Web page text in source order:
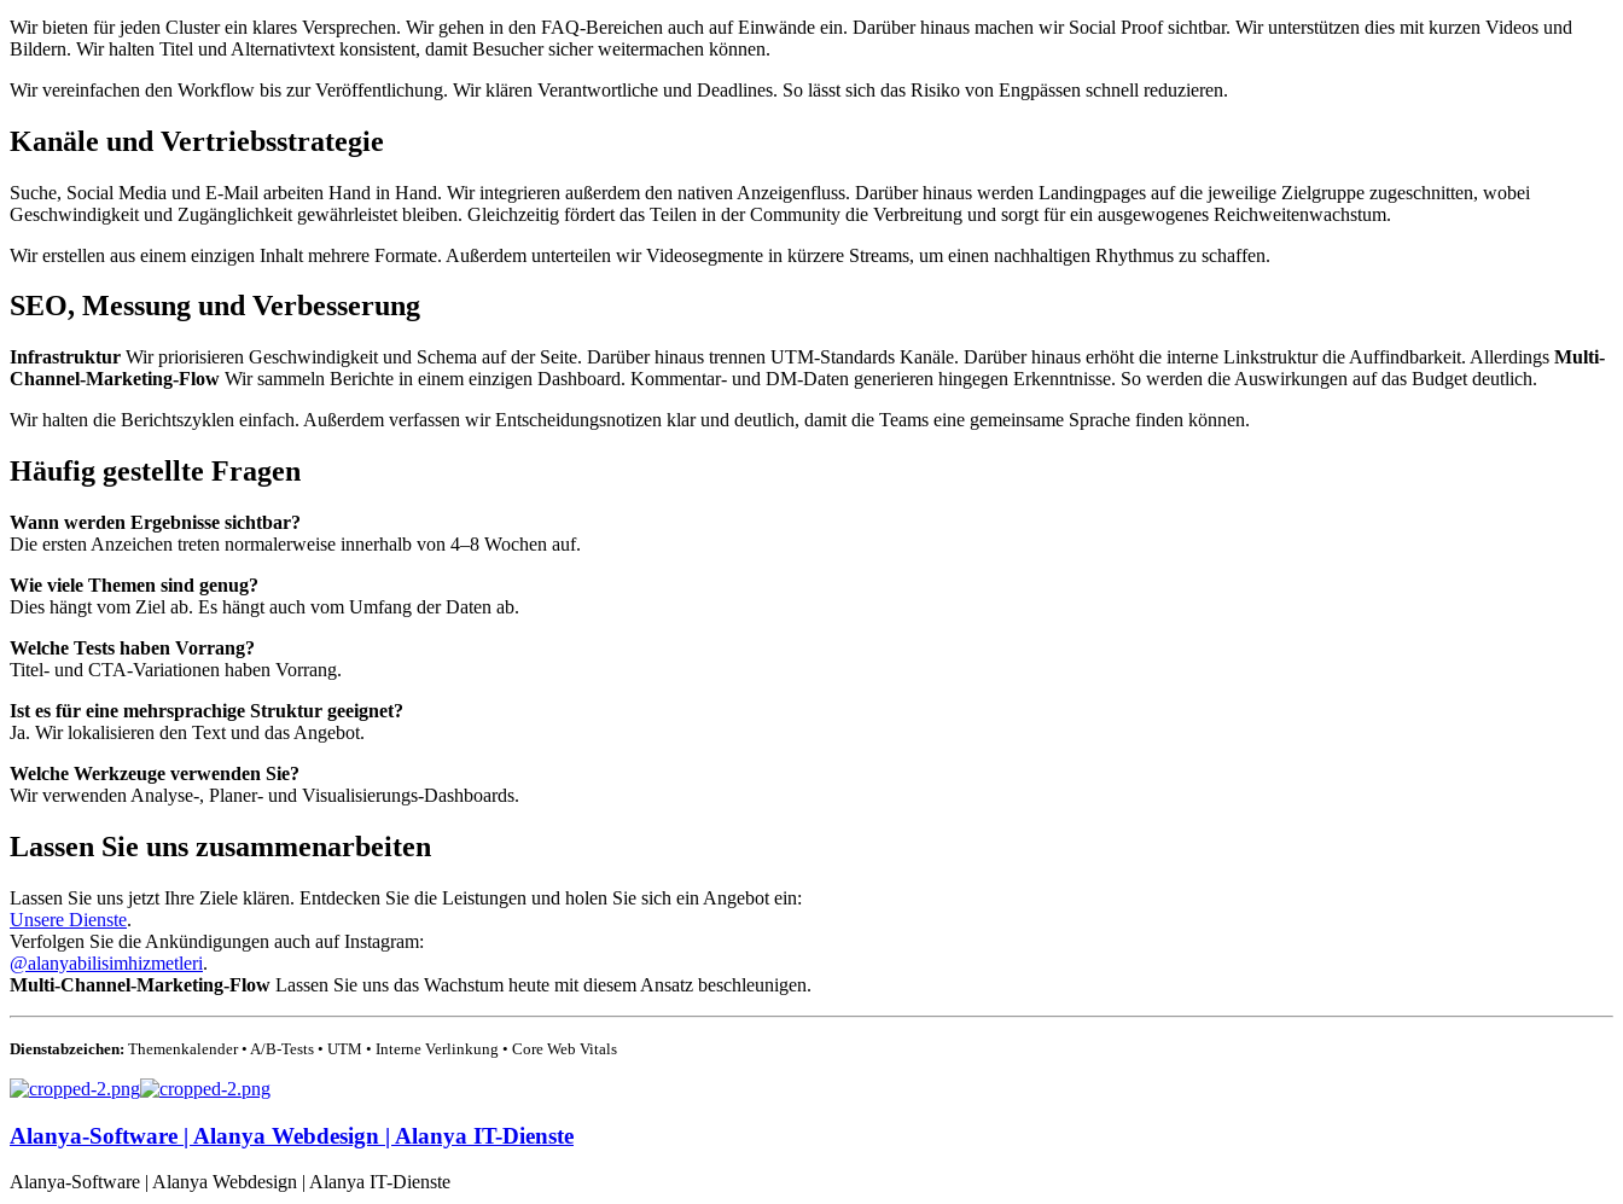
Wir bieten für jeden Cluster ein klares Versprechen. Wir gehen in den FAQ-Bereichen auch auf Einwände ein. Darüber hinaus machen wir Social Proof sichtbar. Wir unterstützen dies mit kurzen Videos und
Bildern. Wir halten Titel und Alternativtext konsistent, damit Besucher sicher weitermachen können.
Wir vereinfachen den Workflow bis zur Veröffentlichung. Wir klären Verantwortliche und Deadlines. So lässt sich das Risiko von Engpässen schnell reduzieren.
Kanäle und Vertriebsstrategie
Suche, Social Media und E-Mail arbeiten Hand in Hand. Wir integrieren außerdem den nativen Anzeigenfluss. Darüber hinaus werden Landingpages auf die jeweilige Zielgruppe zugeschnitten, wobei
Geschwindigkeit und Zugänglichkeit gewährleistet bleiben. Gleichzeitig fördert das Teilen in der Community die Verbreitung und sorgt für ein ausgewogenes Reichweitenwachstum.
Wir erstellen aus einem einzigen Inhalt mehrere Formate. Außerdem unterteilen wir Videosegmente in kürzere Streams, um einen nachhaltigen Rhythmus zu schaffen.
SEO, Messung und Verbesserung
Infrastruktur Wir priorisieren Geschwindigkeit und Schema auf der Seite. Darüber hinaus trennen UTM-Standards Kanäle. Darüber hinaus erhöht die interne Linkstruktur die Auffindbarkeit. Allerdings Multi-
Channel-Marketing-Flow Wir sammeln Berichte in einem einzigen Dashboard. Kommentar- und DM-Daten generieren hingegen Erkenntnisse. So werden die Auswirkungen auf das Budget deutlich.
Wir halten die Berichtszyklen einfach. Außerdem verfassen wir Entscheidungsnotizen klar und deutlich, damit die Teams eine gemeinsame Sprache finden können.
Häufig gestellte Fragen
Wann werden Ergebnisse sichtbar?
Die ersten Anzeichen treten normalerweise innerhalb von 4–8 Wochen auf.
Wie viele Themen sind genug?
Dies hängt vom Ziel ab. Es hängt auch vom Umfang der Daten ab.
Welche Tests haben Vorrang?
Titel- und CTA-Variationen haben Vorrang.
Ist es für eine mehrsprachige Struktur geeignet?
Ja. Wir lokalisieren den Text und das Angebot.
Welche Werkzeuge verwenden Sie?
Wir verwenden Analyse-, Planer- und Visualisierungs-Dashboards.
Lassen Sie uns zusammenarbeiten
Lassen Sie uns jetzt Ihre Ziele klären. Entdecken Sie die Leistungen und holen Sie sich ein Angebot ein:
Unsere Dienste.
Verfolgen Sie die Ankündigungen auch auf Instagram:
@alanyabilisimhizmetleri.
Multi-Channel-Marketing-Flow Lassen Sie uns das Wachstum heute mit diesem Ansatz beschleunigen.
Dienstabzeichen: Themenkalender • A/B-Tests • UTM • Interne Verlinkung • Core Web Vitals
Alanya-Software | Alanya Webdesign | Alanya IT-Dienste
Alanya-Software | Alanya Webdesign | Alanya IT-Dienste